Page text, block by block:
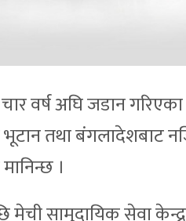
वर्ष अघि जडान
तथा बंगलादेशबाट
।